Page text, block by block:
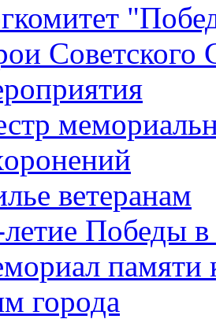
Советского
ветеранам
Победы
памяти
города